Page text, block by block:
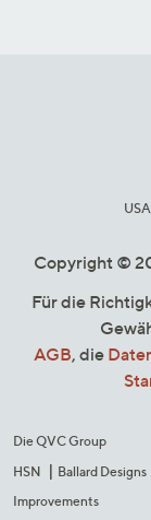
USA
Copyright ©
Für die
AGB, die
Die QVC Group
HSN
Ballard Designs
Improvements